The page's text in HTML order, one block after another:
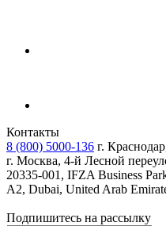
Контакты
8 (800) 5000-136 г.
г. Москва, 4-й Лесной
20335-001, IFZA Business
A2, Dubai, United Arab
Подпишитесь на рассылку